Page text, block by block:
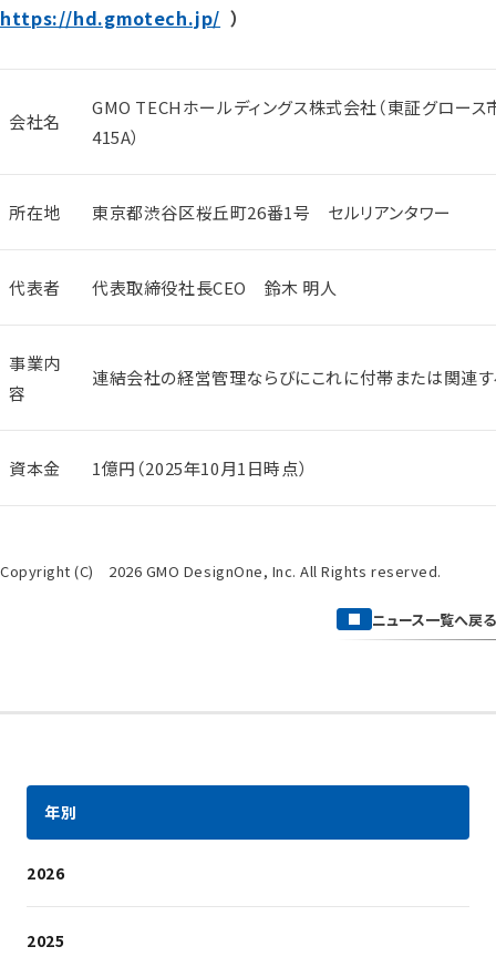
https://hd.gmotech.jp/ ）
会社名
GMO TECHホールディングス株式会社（東証グロー
415A）
所在地 東京都渋谷区桜丘町26番1号 セルリアンタワー
代表者 代表取締役社長CEO 鈴木 明人
事業内
容
連結会社の経営管理ならびにこれに付帯または関連
資本金 1億円（2025年10月1日時点）
Copyright (C) 2026 GMO DesignOne, Inc. All Rights reserved.
ニュース一覧へ戻る
年別
2026
2025